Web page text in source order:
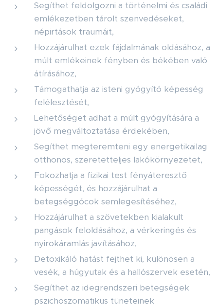
Segíthet feldolgozni a történelmi és családi
emlékezetben tárolt szenvedéseket,
népirtások traumáit,
Hozzájárulhat ezek fájdalmának oldásához, a
múlt emlékeinek fényben és békében való
átírásához,
Támogathatja az isteni gyógyító képesség
felélesztését,
Lehetőséget adhat a múlt gyógyítására a
jövő megváltoztatása érdekében,
Segíthet megteremteni egy energetikailag
otthonos, szeretetteljes lakókörnyezetet,
Fokozhatja a fizikai test fényáteresztő
képességét, és hozzájárulhat a
betegséggócok semlegesítéséhez,
Hozzájárulhat a szövetekben kialakult
pangások feloldásához, a vérkeringés és
nyirokáramlás javításához,
Detoxikáló hatást fejthet ki, különösen a
vesék, a húgyutak és a hallószervek esetén,
Segíthet az idegrendszeri betegségek
pszichoszomatikus tüneteinek